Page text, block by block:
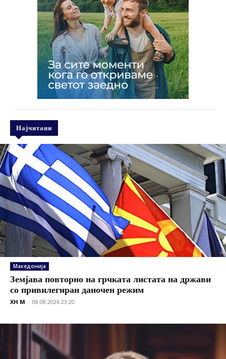
Најчитани
Македонија
Земјава повторно на грчката листата на држави
со привилегиран даночен режим
XH M - 08.08.2026 23:20